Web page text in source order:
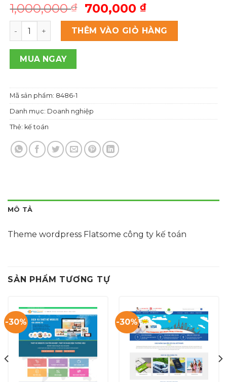
1,000,000₫
Giá
gốc
là:
1,000,000 ₫.
700,000 ₫Giá
hiện
tại
là:
Theme wordpress công ty dịch vụ kế toán số lượng
THÊM VÀO GIỎ HÀNG
MUA NGAY
Mã sản phẩm: 8486-1
Danh mục: Doanh nghiệp
Thẻ: kế toán
MÔ TẢ
Theme wordpress Flatsome công ty kế toán
SẢN PHẨM TƯƠNG TỰ
-30% -30%